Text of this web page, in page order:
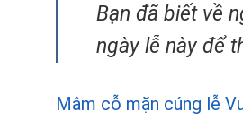
Bạn đã biết về
ngày lễ này để
Mâm cỗ mặn cúng lễ